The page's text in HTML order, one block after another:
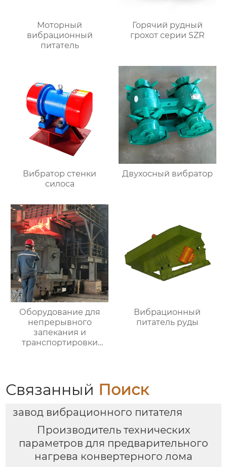
Моторный
вибрационный
питатель
Горячий рудный
грохот серии SZR
Вибратор стенки
силоса
Двухосный вибратор
Оборудование для
непрерывного
запекания и
транспортировки
Вибрационный
питатель руды
Связанный Поиск
завод вибрационного питателя
Производитель технических
параметров для предварительного
нагрева конвертерного лома